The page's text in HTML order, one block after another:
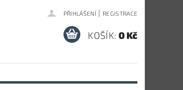
PŘIHLÁŠENÍ | REGISTRACE
KOŠÍK: 0 Kč